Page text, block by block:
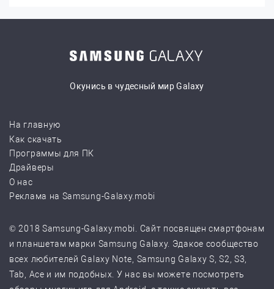
Окунись в чудесный мир Galaxy
На главную
Как скачать
Программы для ПК
Драйверы
О нас
Реклама на Samsung-Galaxy.mobi
© 2018 Samsung-Galaxy.mobi. Сайт посвящен смартфонам
и планшетам марки Samsung Galaxy. Эдакое сообщество
всех любителей Galaxy Note, Samsung Galaxy S, S2, S3,
Tab, Ace и им подобных. У нас вы можете посмотреть